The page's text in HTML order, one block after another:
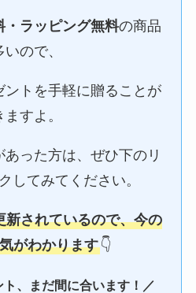
・ラッピング無料の商品
いので、
トを手軽に贈ることが
ますよ。
った方は、ぜひ下のリ
してみてください。
新されているので、今の
がわかります 👇
、まだ間に合います！／